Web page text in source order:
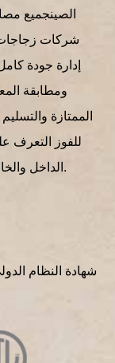
الصينجميع
شركات زجاجات
إدارة جودة
ومطابقة
الممتازة
للفوز التعرف
الداخل والخارج لتغليف مستحضرات التجميل قاعدة الانتاج.
شهادة النظام